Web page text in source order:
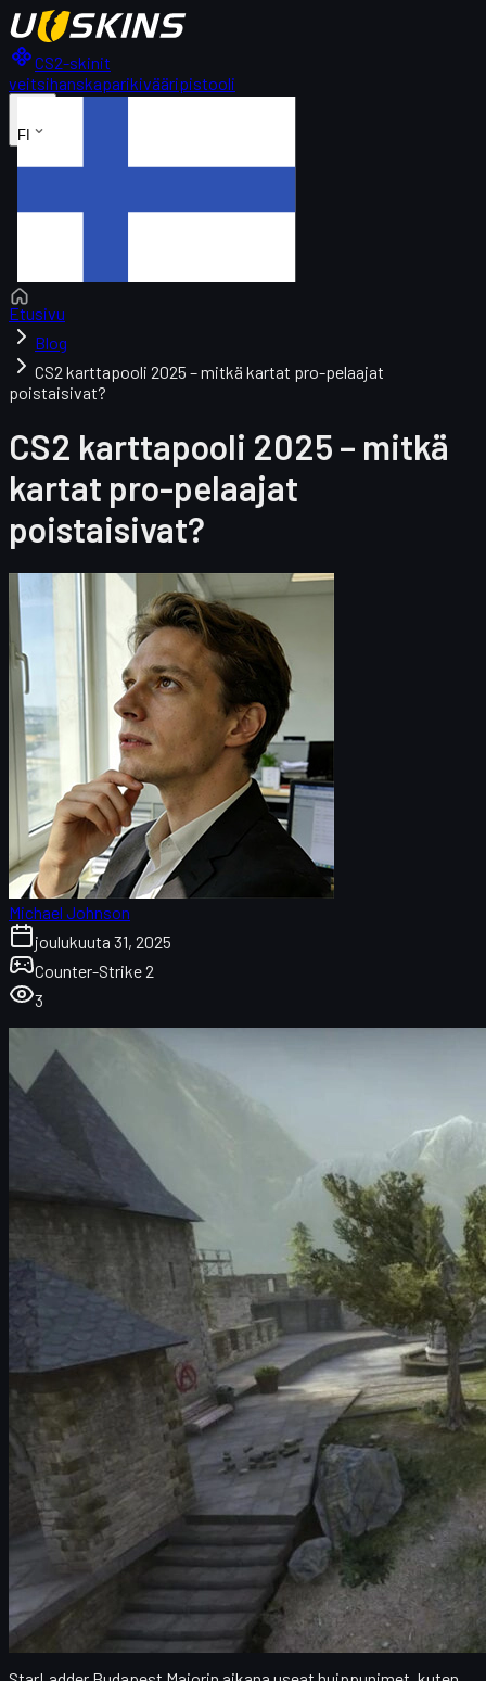
CS2-skinit
veitsihanskaparikivääripistooli
FI
Etusivu
Blog
CS2 karttapooli 2025 – mitkä kartat pro-pelaajat
poistaisivat?
CS2 karttapooli 2025 – mitkä
kartat pro-pelaajat
poistaisivat?
Michael Johnson
joulukuuta 31, 2025
Counter-Strike 2
3
CS2-karttapooli vuonna 2025 – mistä kiistellään?
Miksi karttamuutokset ovat tärkeitä CS2:ssa?
Mirage – ikoni vai ikuisesti "stale"?
Overpass ja muut epäsuositut vaihtoehdot
Mikä kartta pitäisi lisätä karttapooliin?
Taktiset vs. brawl-kartat – tasapainon haaste
Cache – suurin ehdokas paluuseen
Cache ja CS2-meta – mitä pitäisi muuttua?
Miten karttamuutokset vaikuttavat pelaajiin?
Ranked-pelit ja pubi-lobbyn arki
Pro-skene, analyytikot ja valmentajat
CS2-skinsit ja karttapooli – miksi ulkonako-
merkitsee">CS2-skinsit ja karttapooli – miksi ulkonäkö
Missä myönnetään parhaat CS-skinsit?
Vinkkejä skins-kauppaan uuskinsissa
Tulevaisuuden karttapooli – mitä voidaan odottaa?
Yhteenveto – CS2-karttojen voittajat ja häviäjät
CS2-karttapooli vuonna 2025 – mistä kiistellään?
Counter-Strike 2
-karttapooli on yksi pelin puhutuimmista
aiheista. Jokaisella on lempikarttansa – ja kartta, jonka kohdalla
insta-ban on selkäytimessä. Pro-pelaajat, valmentajat ja
analyytikot ovat pitkään toivoneet aktiivisempaa karttapoolin
kierrätystä, ja Valve on vihdoin herännyt: jokaisen neljän
ensimmäisen CS2 Majorin jälkeen karttapooliin on tehty
muutoksia.